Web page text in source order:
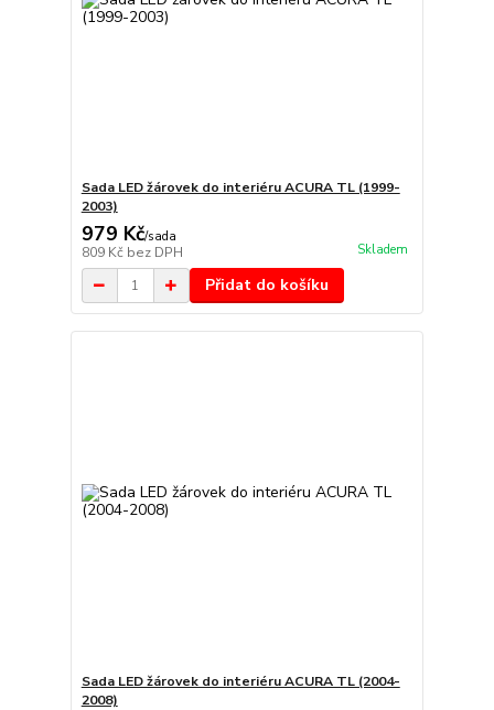
Sada LED žárovek do interiéru ACURA TL (1999-
2003)
979 Kč/sada
809 Kč bez DPH Skladem
Přidat do košíku
Sada LED žárovek do interiéru ACURA TL (2004-
2008)